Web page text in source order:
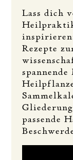
Lass dich
Rezepte
passende